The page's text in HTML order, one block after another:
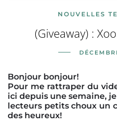
NOUVELLES
(Giveaway) :
Bonjour bonjour!
Pour me rattraper du
ici depuis une semaine,
lecteurs petits choux un
des heureux!